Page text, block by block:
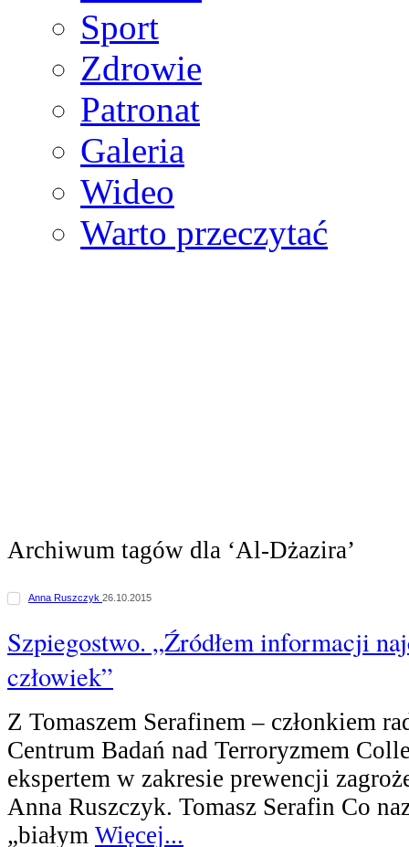
Sport
Zdrowie
Patronat
Galeria
Wideo
Warto przeczytać
Archiwum tagów dla ‘Al-Dżazira’
Anna Ruszczyk 26.10.2015
Szpiegostwo. „Źródłem informacji
człowiek”
Z Tomaszem Serafinem – członkiem
Centrum Badań nad Terroryzmem
ekspertem w zakresie prewencji
Anna Ruszczyk. Tomasz Serafin Co
„białym Więcej...